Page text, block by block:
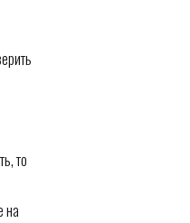
то
на